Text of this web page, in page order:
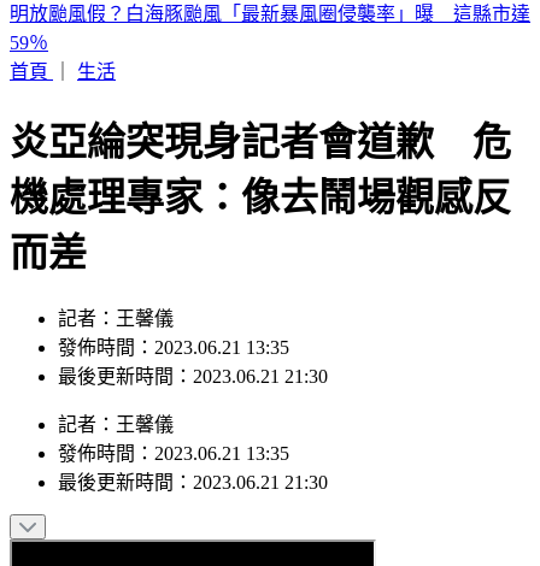
快訊／「蝴蝶姐姐」愷樂生了！雙胞胎女兒35週早產
首頁
炎亞綸突現身記者會道歉 危
機處理專家：像去鬧場觀感反
而差
發佈時間：2023.06.21 13:35
最後更新時間：2023.06.21 21:30
發佈時間：2023.06.21 13:35
最後更新時間：2023.06.21 21:30